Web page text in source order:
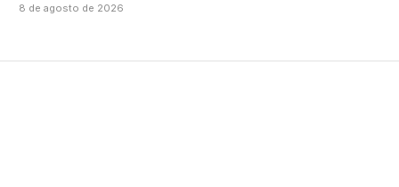
8 de agosto de 2026